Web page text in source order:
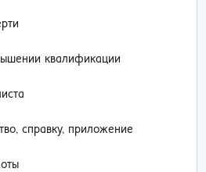
квалификации
справку, приложение